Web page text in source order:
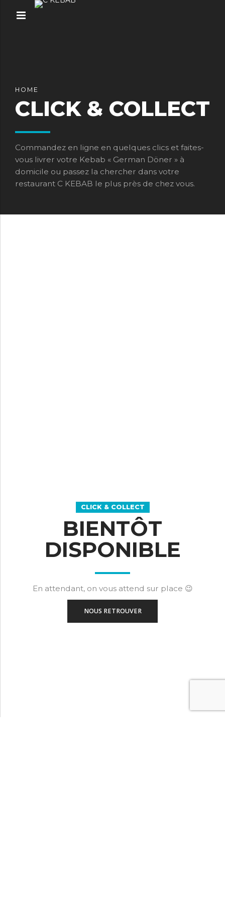
HOME
CLICK & COLLECT
Commandez en ligne en quelques clics et faites-
vous livrer votre Kebab « German Döner » à
domicile ou passez la chercher dans votre
restaurant C KEBAB le plus près de chez vous.
CLICK & COLLECT
BIENTÔT
DISPONIBLE
En attendant, on vous attend sur place 😉
NOUS RETROUVER